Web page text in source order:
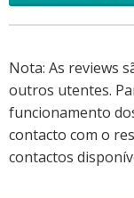
Nota: As reviews
outros utentes.
funcionamento
contacto com o
contactos